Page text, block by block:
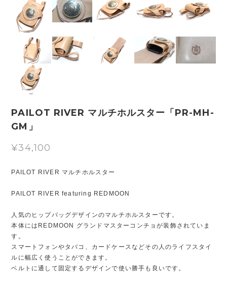
PAILOT RIVER マルチホルスター「PR-MH-
GM」
¥34,100
PAILOT RIVER マルチホルスター
PAILOT RIVER featuring REDMOON
人気のヒップバッグデザインのマルチホルスターです。
本体にはREDMOON グランドマスターコンチョが装飾されていま
す。
スマートフォンやタバコ、カードケースなどその人のライフスタイ
ルに幅広く使うことができます。
ベルトに通して固定するデザインで使い勝手も良いです。